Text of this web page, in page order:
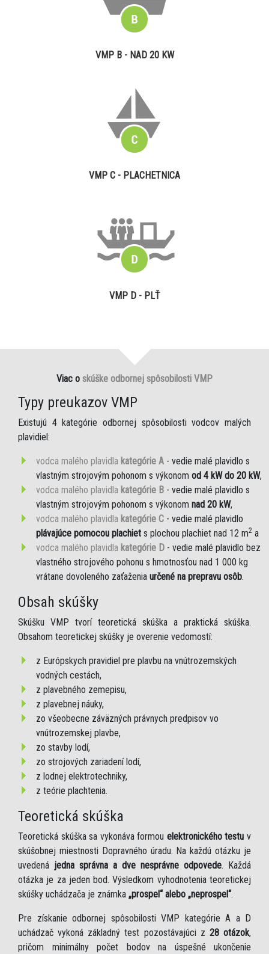
VMP B - NAD 20 KW
VMP C - PLACHETNICA
VMP D - PLŤ
Viac o skúške odbornej spôsobilosti VMP
Typy preukazov VMP
Existujú 4 kategórie odbornej spôsobilosti vodcov malých
plavidiel:
vodca malého plavidla kategórie A - vedie malé plavidlo s
vlastným strojovým pohonom s výkonom od 4 kW do 20 kW,
vodca malého plavidla kategórie B - vedie malé plavidlo s
vlastným strojovým pohonom s výkonom nad 20 kW,
vodca malého plavidla kategórie C - vedie malé plavidlo
plávajúce pomocou plachiet s plochou plachiet nad 12 m2 a
vodca malého plavidla kategórie D - vedie malé plavidlo bez
vlastného strojového pohonu s hmotnosťou nad 1 000 kg
vrátane dovoleného zaťaženia určené na prepravu osôb.
Obsah skúšky
Skúšku VMP tvorí teoretická skúška a praktická skúška.
Obsahom teoretickej skúšky je overenie vedomostí:
z Európskych pravidiel pre plavbu na vnútrozemských
vodných cestách,
z plavebného zemepisu,
z plavebnej náuky,
zo všeobecne záväzných právnych predpisov vo
vnútrozemskej plavbe,
zo stavby lodí,
zo strojových zariadení lodí,
z lodnej elektrotechniky,
z teórie plachtenia.
Teoretická skúška
Teoretická skúška sa vykonáva formou elektronického testu v
skúšobnej miestnosti Dopravného úradu. Na každú otázku je
uvedená jedna správna a dve nesprávne odpovede. Každá
otázka je za jeden bod. Výsledkom vyhodnotenia teoretickej
skúšky uchádzača je známka „prospel“ alebo „neprospel“.
Pre získanie odbornej spôsobilosti VMP kategórie A a D
uchádzač vykoná základný test pozostávajúci z 28 otázok,
pričom minimálny počet bodov na úspešné ukončenie